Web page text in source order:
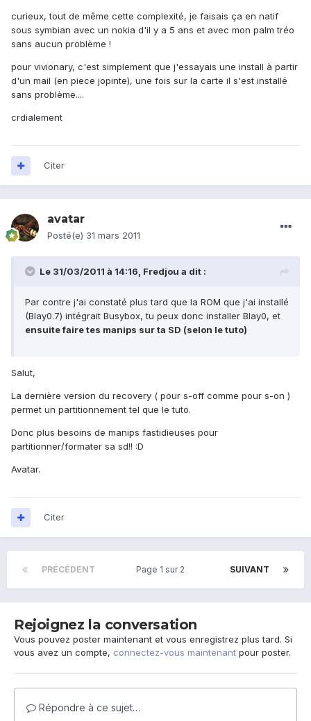
curieux, tout de même cette complexité, je faisais ça en natif
sous symbian avec un nokia d'il y a 5 ans et avec mon palm tréo
sans aucun problème !
pour vivionary, c'est simplement que j'essayais une install à partir
d'un mail (en piece jopinte), une fois sur la carte il s'est installé
sans problème....
crdialement
Citer
avatar
Posté(e) 31 mars 2011
Le 31/03/2011 à 14:16, Fredjou a dit :
Par contre j'ai constaté plus tard que la ROM que j'ai installé
(Blay0.7) intégrait Busybox, tu peux donc installer Blay0, et
ensuite faire tes manips sur ta SD (selon le tuto)
Salut,
La dernière version du recovery ( pour s-off comme pour s-on )
permet un partitionnement tel que le tuto.
Donc plus besoins de manips fastidieuses pour
partitionner/formater sa sd!! :D
Avatar.
Citer
PRÉCÉDENT SUIVANT
Page 1 sur 2
Rejoignez la conversation
Vous pouvez poster maintenant et vous enregistrez plus tard. Si
vous avez un compte, connectez-vous maintenant pour poster.
Répondre à ce sujet…